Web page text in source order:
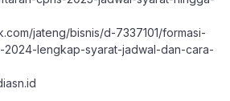
jateng/bisnis/d-7337101/formasi-
2024-lengkap-syarat-jadwal-dan-cara-